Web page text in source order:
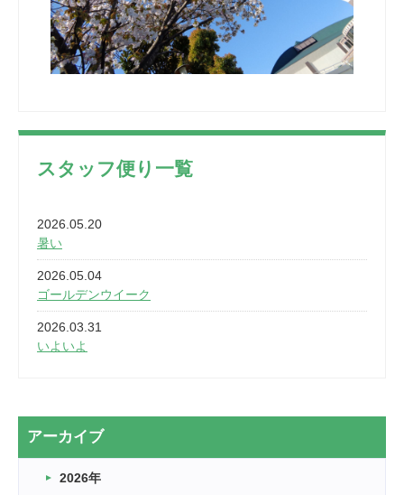
スタッフ便り一覧
2026.05.20
暑い
2026.05.04
ゴールデンウイーク
2026.03.31
いよいよ
2026.03.20
なぎなた
2026.03.16
アーカイブ
2026年